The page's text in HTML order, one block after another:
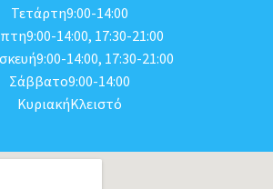
Τετάρτη9:00-14:00
14:00, 17:30-21:00
14:00, 17:30-21:00
Σάββατο9:00-14:00
ΚυριακήΚλειστό